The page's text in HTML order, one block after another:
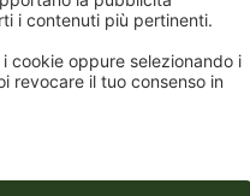
YUPOTAKO®, A8
cm